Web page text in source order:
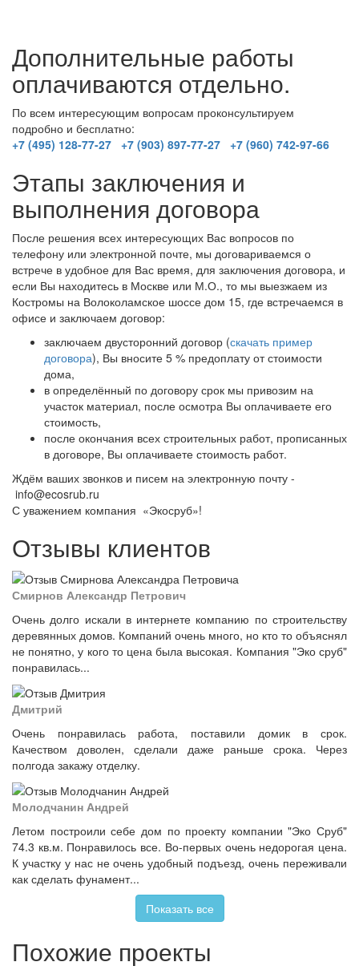
Дополнительные работы
оплачиваются отдельно.
По всем интересующим вопросам проконсультируем
подробно и бесплатно:
+7 (495) 128-77-27 +7 (903) 897-77-27 +7 (960) 742-97-66
Этапы заключения и
выполнения договора
После решения всех интересующих Вас вопросов по
телефону или электронной почте, мы договариваемся о
встрече в удобное для Вас время, для заключения договора, и
если Вы находитесь в Москве или М.О., то мы выезжаем из
Костромы на Волоколамское шоссе дом 15, где встречаемся в
офисе и заключаем договор:
заключаем двусторонний договор (скачать пример
договора), Вы вносите 5 % предоплату от стоимости
дома,
в определённый по договору срок мы привозим на
участок материал, после осмотра Вы оплачиваете его
стоимость,
после окончания всех строительных работ, прописанных
в договоре, Вы оплачиваете стоимость работ.
Ждём ваших звонков и писем на электронную почту -
info@ecosrub.ru
С уважением компания «Экосруб»!
Отзывы клиентов
Смирнов Александр Петрович
Очень долго искали в интернете компанию по строительству
деревянных домов. Компаний очень много, но кто то объяснял
не понятно, у кого то цена была высокая. Компания "Эко сруб"
понравилась...
Дмитрий
Очень понравилась работа, поставили домик в срок.
Качеством доволен, сделали даже раньше срока. Через
полгода закажу отделку.
Молодчанин Андрей
Летом построили себе дом по проекту компании "Эко Сруб"
74.3 кв.м. Понравилось все. Во-первых очень недорогая цена.
К участку у нас не очень удобный подъезд, очень переживали
как сделать фунамент...
Показать все
Похожие проекты